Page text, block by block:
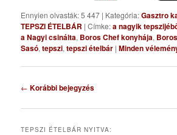
Ennyien olvasták: 5 447 | Kategória:Gasztro
TEPSZI ÉTELBÁR |Címke:a nagyik
a Nagyi csinálta, Boros Chef konyhája,
Sasó,tepszi,tepszi ételbár |Minden
Bejegyzés
← Korábbi bejegyzés
TEPSZI ÉTELBÁR NYITVA: